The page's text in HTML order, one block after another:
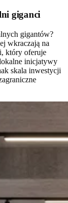
giganci
gigantów?
wkraczają na
który oferuje
inicjatywy
skala inwestycji